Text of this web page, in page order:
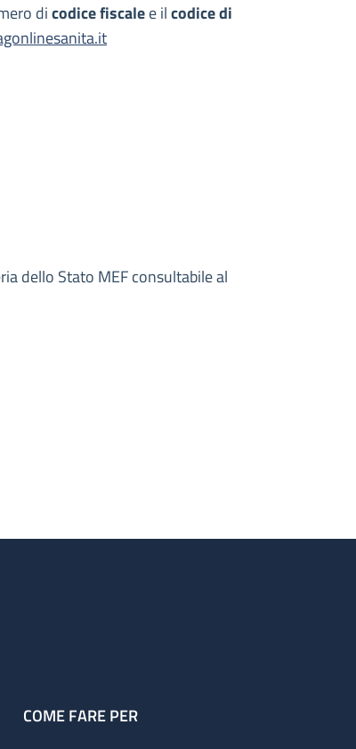
dicodice fiscalee ilcodice di
dello Stato MEF consultabile al
COME FARE PER